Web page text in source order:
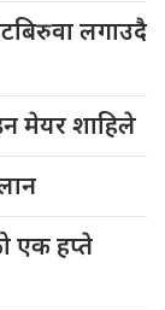
लगाउदै
मेयर शाहिले
एक हप्ते